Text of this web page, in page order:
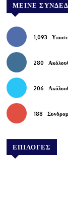
ΜΕΊΝΕ
1,093
280
206
188
ΕΠΙΛΟΓΕΣ